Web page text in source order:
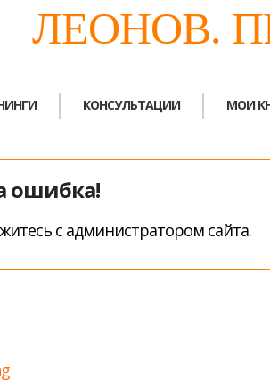
ЛЕОНОВ.
КОНСУЛЬТАЦИИ МОИ
ошибка!
с администратором сайта.